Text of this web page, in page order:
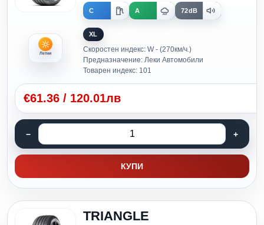
Летни
C A 72dB
XL
Скоростен индекс: W - (270км/ч.)
Предназначение: Леки Автомобили
Товарен индекс: 101
€61.36 / 120.01лв
КУПИ
TRIANGLE